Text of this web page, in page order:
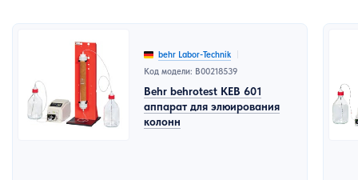
behr Labor-Technik
Код модели: B00218539
Behr behrotest KEB 601
аппарат для элюирования
колонн